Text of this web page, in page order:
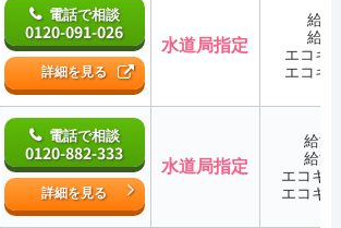
電話で相談
0120-091-026
詳細を見る
水道局指定
給
給
エコキ
エコキ
電話で相談
0120-882-333
詳細を見る
水道局指定
給湯
給湯
エコキ
エコキ